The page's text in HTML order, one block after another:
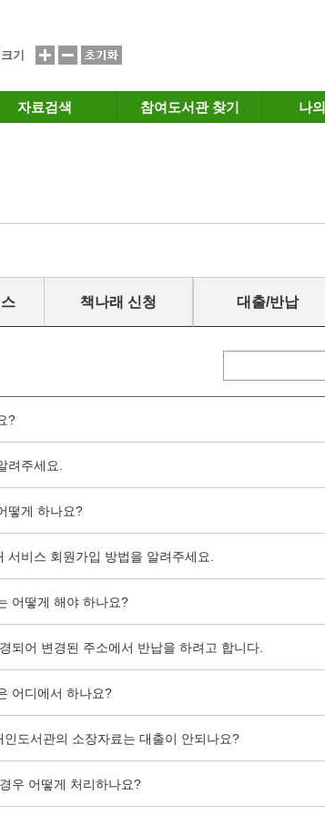
기
자료검색 참여도서관 찾기 나
책나래 신청 대출/반납
?
려주세요.
떻게 하나요?
서비스 회원가입 방법을 알려주세요.
어떻게 해야 하나요?
되어 변경된 주소에서 반납을 하려고 합니다.
어디에서 하나요?
도서관의 소장자료는 대출이 안되나요?
우 어떻게 처리하나요?